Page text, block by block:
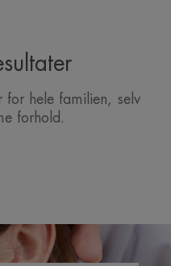
for hele familien, selv
forhold.